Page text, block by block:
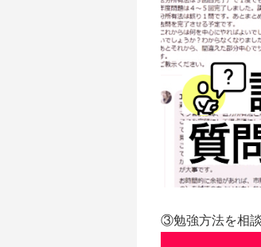
③勉強方法を相